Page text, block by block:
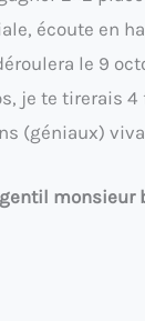
écoute en
le 9
je te tirerais
(géniaux)
monsieur